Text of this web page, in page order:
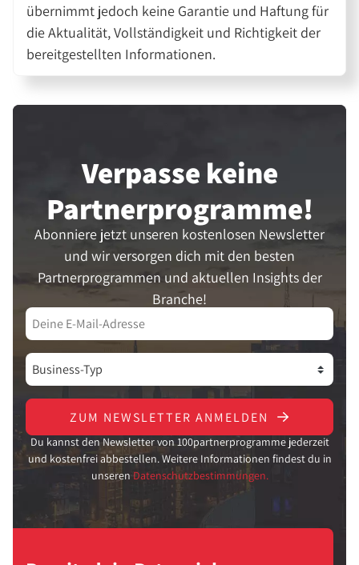
übernimmt jedoch keine Garantie und Haftung für
die Aktualität, Vollständigkeit und Richtigkeit der
bereitgestellten Informationen.
Verpasse keine
Partner­programme!
Abonniere jetzt unseren kostenlosen Newsletter
und wir versorgen dich mit den besten
Partnerprogrammen und aktuellen Insights der
Branche!
ZUM NEWSLETTER ANMELDEN
Du kannst den Newsletter von 100partnerprogramme jederzeit
und kostenfrei abbestellen. Weitere Informationen findest du in
unseren Datenschutzbestimmungen.